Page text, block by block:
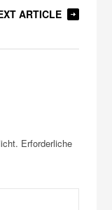
ARTICLE
Erforderliche